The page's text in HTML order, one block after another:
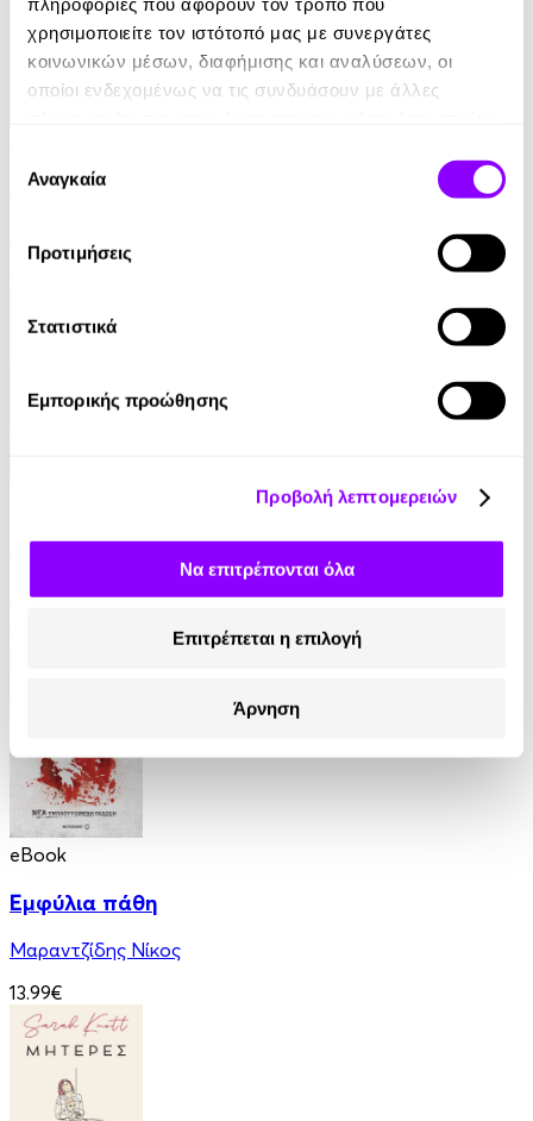
χρησιμοποιείτε τον ιστότοπό μας με συνεργάτες
κοινωνικών μέσων, διαφήμισης και αναλύσεων, οι
οποίοι ενδεχομένως να τις συνδυάσουν με άλλες
των υπηρεσιών τους.
συγκατάθεσης
Αναγκαία
Προτιμήσεις
Στατιστικά
Εμπορικής προώθησης
Προβολή λεπτομερειών
Να επιτρέπονται όλα
Επιτρέπεται η επιλογή
Άρνηση
Ο Μύθος της Αιωνιότητας
Η Ελλάδα του Όθωνα
Εντμόν Αμπού
eBook
Εμφύλια πάθη
Μαραντζίδης Νίκος
13.99€